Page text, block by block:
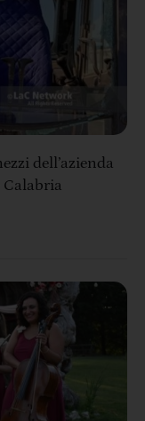
dell’azienda
Calabria